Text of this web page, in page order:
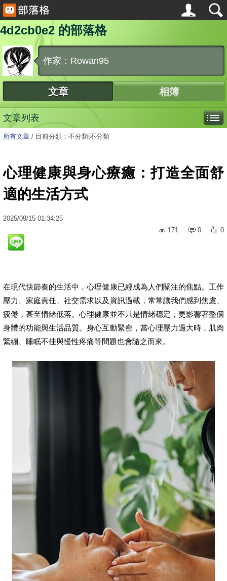
4d2cb0e2 的部落格
作家：Rowan95
文章 相簿
文章列表
所有文章 / 目前分類：不分類|不分類
心理健康與身心療癒：打造全面舒
適的生活方式
2025/09/15 01:34:25
171
0 0
在現代快節奏的生活中，心理健康已經成為人們關注的焦點。工作
壓力、家庭責任、社交需求以及資訊過載，常常讓我們感到焦慮、
疲倦，甚至情緒低落。心理健康並不只是情緒穩定，更影響著整個
身體的功能與生活品質。身心互動緊密，當心理壓力過大時，肌肉
緊繃、睡眠不佳與慢性疼痛等問題也會隨之而來。